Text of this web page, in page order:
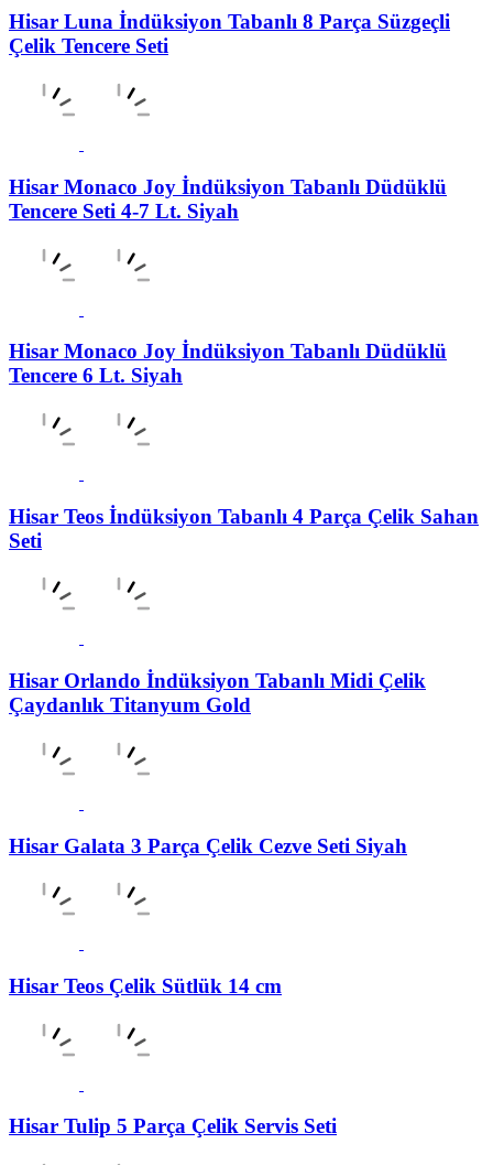
Hisar Luna İndüksiyon Tabanlı 8 Parça Süzgeçli
Çelik Tencere Seti
Hisar Monaco Joy İndüksiyon Tabanlı Düdüklü
Tencere Seti 4-7 Lt. Siyah
Hisar Monaco Joy İndüksiyon Tabanlı Düdüklü
Tencere 6 Lt. Siyah
Hisar Teos İndüksiyon Tabanlı 4 Parça Çelik Sahan
Seti
Hisar Orlando İndüksiyon Tabanlı Midi Çelik
Çaydanlık Titanyum Gold
Hisar Galata 3 Parça Çelik Cezve Seti Siyah
Hisar Teos Çelik Sütlük 14 cm
Hisar Tulip 5 Parça Çelik Servis Seti